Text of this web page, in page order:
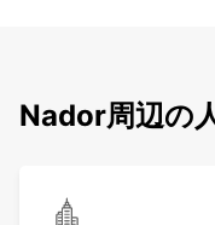
Nador周辺の